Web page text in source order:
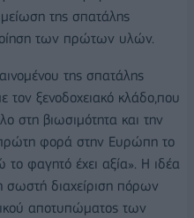
μείωση της σπατάλης
των πρώτων υλών.
της σπατάλης
ξενοδοχειακό κλάδο,που
στη βιωσιμότητα και την
φορά στην Ευρώπη το
φαγητό έχει αξία». Η ιδέα
σωστή διαχείριση πόρων
αποτυπώματος των